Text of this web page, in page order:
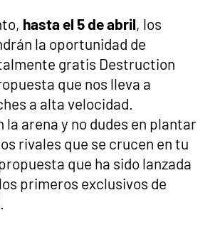
hasta el 5 de abril, los
la oportunidad de
gratis Destruction
que nos lleva a
a alta velocidad.
la arena y no dudes en plantar
rivales que se crucen en tu
que ha sido lanzada
primeros exclusivos de